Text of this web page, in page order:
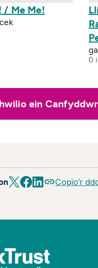
/ Me Me!
0
ein
Copïo’r